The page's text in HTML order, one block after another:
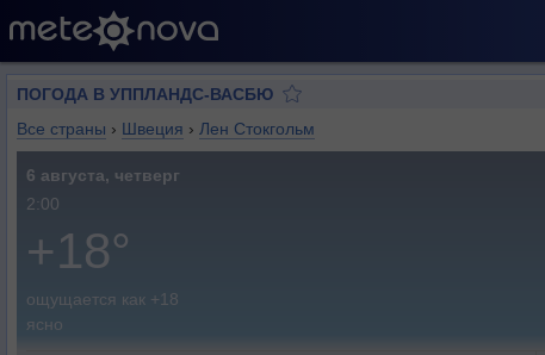
ПОГОДА В УППЛАНДС-ВАСБЮ
Все страны › Швеция › Лен Стокгольм
6 августа, четверг
2:00
+18°
ощущается как +18
ясно